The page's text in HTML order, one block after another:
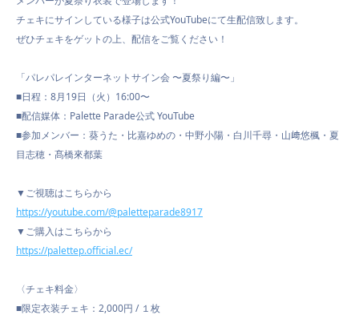
チェキにサインしている様子は公式YouTubeにて生配信致します。
ぜひチェキをゲットの上、配信をご覧ください！
「パレパレインターネットサイン会 〜夏祭り編〜」
■日程：8月19日（火）16:00〜
■配信媒体：Palette Parade公式 YouTube
■参加メンバー：葵うた・比嘉ゆめの・中野小陽・白川千尋・山﨑悠楓・夏
目志穂・髙橋來都葉
▼ご視聴はこちらから
https://youtube.com/@paletteparade8917
▼ご購入はこちらから
https://palettep.official.ec/
〈チェキ料金〉
■限定衣装チェキ：2,000円 / １枚